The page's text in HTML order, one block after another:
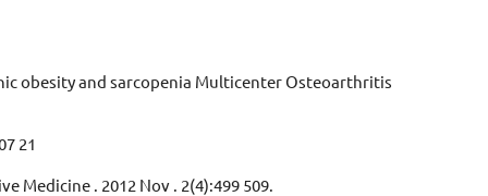
obesity and sarcopenia Multicenter Osteoarthritis
21
Medicine . 2012 Nov . 2(4):499 509.